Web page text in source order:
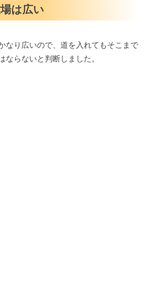
は広い
なり広いので、道を入れてもそこまで
ならないと判断しました。